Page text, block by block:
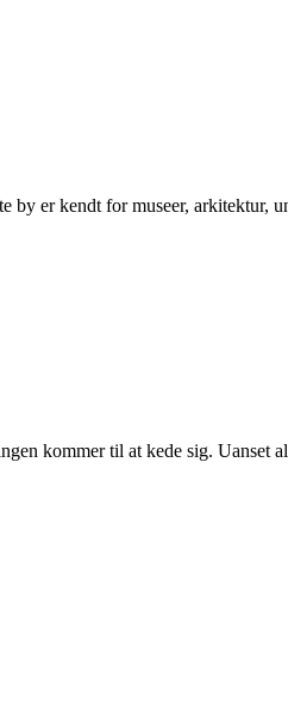
by er kendt for museer,
kommer til at kede sig.